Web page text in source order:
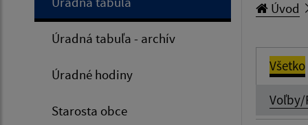
Úradná tabuľa - archív
Úradné hodiny
Starosta obce
Úvod
Všetko
Voľby/